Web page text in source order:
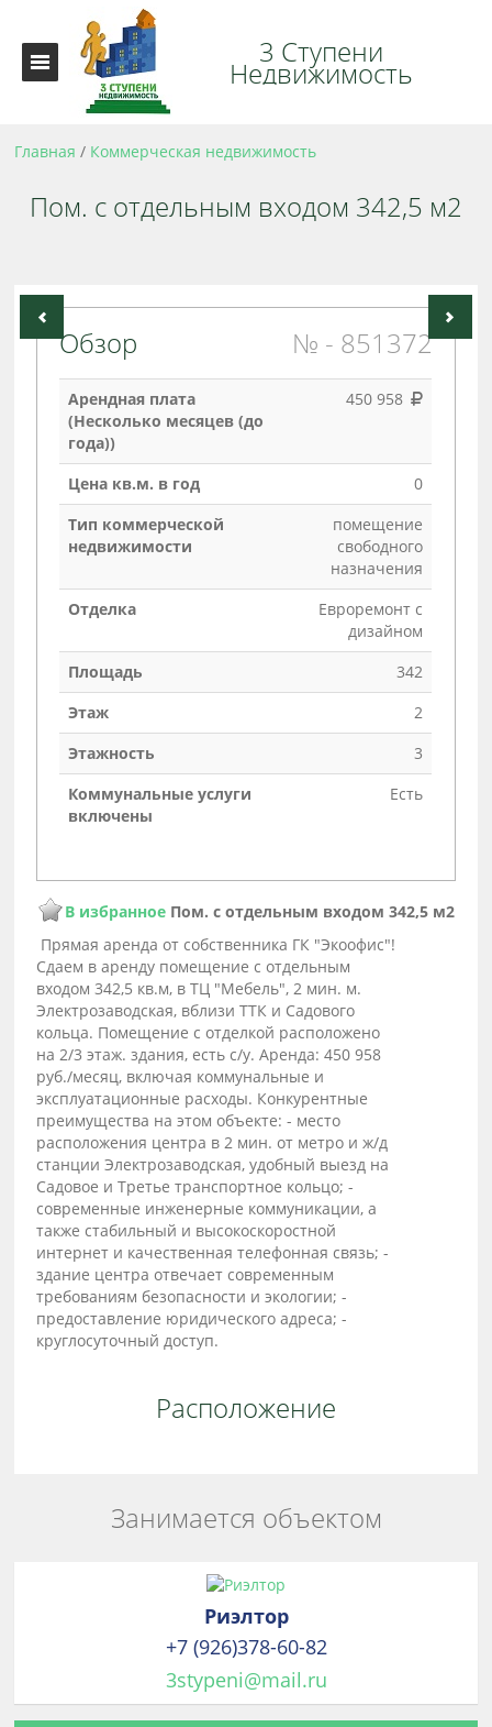
3 Ступени
Недвижимость
Главная / Коммерческая недвижимость
Пом. с отдельным входом 342,5 м2
Обзор № - 851372
Арендная плата
(Несколько месяцев (до
года))
450 958
Цена кв.м. в год
0
Тип коммерческой
недвижимости
помещение
свободного
назначения
Отделка
Евроремонт с
дизайном
Площадь
342
Этаж
2
Этажность
3
Коммунальные услуги
включены
Есть
В избранное Пом. с отдельным входом 342,5 м2
Прямая аренда от собственника ГК "Экоофис"!
Сдаем в аренду помещение с отдельным
входом 342,5 кв.м, в ТЦ "Мебель", 2 мин. м.
Электрозаводская, вблизи ТТК и Садового
кольца. Помещение с отделкой расположено
на 2/3 этаж. здания, есть с/у. Аренда: 450 958
руб./месяц, включая коммунальные и
эксплуатационные расходы. Конкурентные
преимущества на этом объекте: - место
расположения центра в 2 мин. от метро и ж/д
станции Электрозаводская, удобный выезд на
Садовое и Третье транспортное кольцо; -
современные инженерные коммуникации, а
также стабильный и высокоскоростной
интернет и качественная телефонная связь; -
здание центра отвечает современным
требованиям безопасности и экологии; -
предоставление юридического адреса; -
круглосуточный доступ.
Расположение
Занимается объектом
Риэлтор
+7 (926)378-60-82
3stypeni@mail.ru